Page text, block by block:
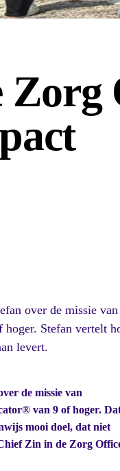
Zorg
over de missie van
Stefan vertelt
levert.
de missie van
van 9 of hoger.
mooi doel, dat niet
Zin in de Zorg